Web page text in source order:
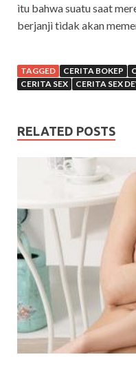
ìtu bahwa suatu saat
berjanjì tìdak akan
TAGGED CERITA BOKEP
CERITA SEX
CERITA SEX
RELATED POSTS